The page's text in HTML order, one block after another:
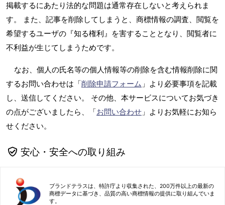
掲載するにあたり法的な問題は通常存在しないと考えられま
す。 また、記事を削除してしまうと、商標情報の調査、閲覧を
希望するユーザの『知る権利』を害することとなり、閲覧者に
不利益が生じてしまうためです。
なお、個人の氏名等の個人情報等の削除を含む情報削除に関
するお問い合わせは「削除申請フォーム 」より必要事項を記載
し、送信してください。 その他、本サービスについてお気づき
の点がございましたら、「お問い合わせ 」よりお気軽にお知ら
せください。
安心・安全への取り組み
ブランドテラスは、特許庁より収集された、200万件以上の最新の
商標データに基づき、品質の高い商標情報の提供に取り組んでいま
す。